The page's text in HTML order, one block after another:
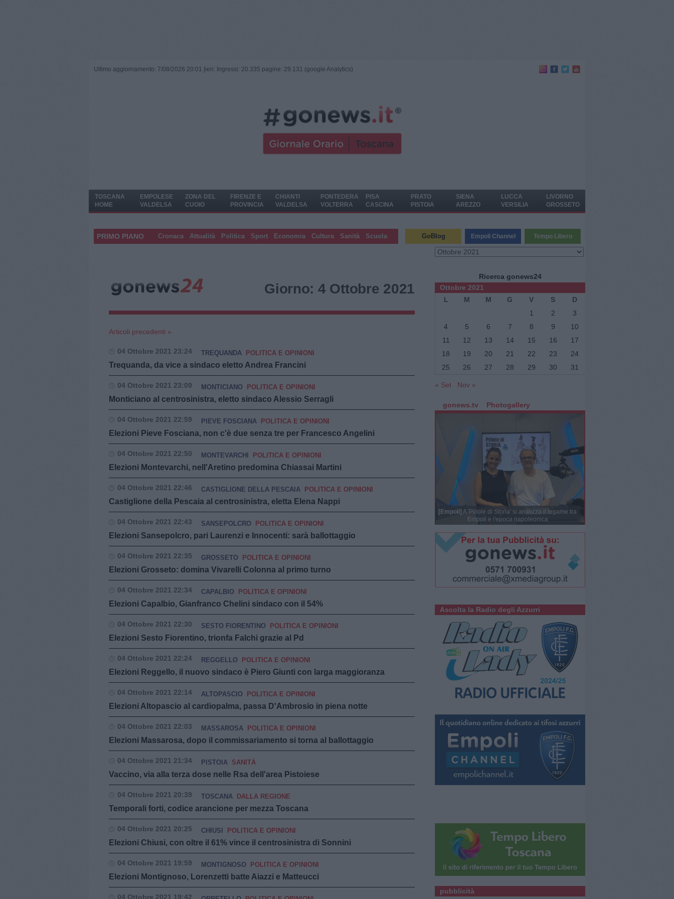
Ultimo aggiornamento: 7/08/2026 20:01 | ieri: Ingressi: 20.335 pagine: 29.131 (google Analytics)
TOSCANA
HOME
EMPOLESE
VALDELSA
ZONA DEL
CUOIO
FIRENZE E
PROVINCIA
CHIANTI
VALDELSA
PONTEDERA
VOLTERRA
PISA
CASCINA
PRATO
PISTOIA
SIENA
AREZZO
LUCCA
VERSILIA
LIVORNO
GROSSETO
PRIMO PIANO Cronaca Attualità Politica Sport Economia Cultura Sanità Scuola GoBlog Empoli Channel Tempo Libero
Giorno: 4 Ottobre 2021
Articoli precedenti »
04 Ottobre 2021 23:24 TREQUANDA POLITICA E OPINIONI
Trequanda, da vice a sindaco eletto Andrea Francini
04 Ottobre 2021 23:09 MONTICIANO POLITICA E OPINIONI
Monticiano al centrosinistra, eletto sindaco Alessio Serragli
04 Ottobre 2021 22:59 PIEVE FOSCIANA POLITICA E OPINIONI
Elezioni Pieve Fosciana, non c'è due senza tre per Francesco Angelini
04 Ottobre 2021 22:50 MONTEVARCHI POLITICA E OPINIONI
Elezioni Montevarchi, nell'Aretino predomina Chiassai Martini
04 Ottobre 2021 22:46 CASTIGLIONE DELLA PESCAIA POLITICA E OPINIONI
Castiglione della Pescaia al centrosinistra, eletta Elena Nappi
04 Ottobre 2021 22:43 SANSEPOLCRO POLITICA E OPINIONI
Elezioni Sansepolcro, pari Laurenzi e Innocenti: sarà ballottaggio
04 Ottobre 2021 22:35 GROSSETO POLITICA E OPINIONI
Elezioni Grosseto: domina Vivarelli Colonna al primo turno
04 Ottobre 2021 22:34 CAPALBIO POLITICA E OPINIONI
Elezioni Capalbio, Gianfranco Chelini sindaco con il 54%
04 Ottobre 2021 22:30 SESTO FIORENTINO POLITICA E OPINIONI
Elezioni Sesto Fiorentino, trionfa Falchi grazie al Pd
04 Ottobre 2021 22:24 REGGELLO POLITICA E OPINIONI
Elezioni Reggello, il nuovo sindaco è Piero Giunti con larga maggioranza
04 Ottobre 2021 22:14 ALTOPASCIO POLITICA E OPINIONI
Elezioni Altopascio al cardiopalma, passa D'Ambrosio in piena notte
04 Ottobre 2021 22:03 MASSAROSA POLITICA E OPINIONI
Elezioni Massarosa, dopo il commissariamento si torna al ballottaggio
04 Ottobre 2021 21:34 PISTOIA SANITÀ
Vaccino, via alla terza dose nelle Rsa dell'area Pistoiese
04 Ottobre 2021 20:39 TOSCANA DALLA REGIONE
Temporali forti, codice arancione per mezza Toscana
04 Ottobre 2021 20:25 CHIUSI POLITICA E OPINIONI
Elezioni Chiusi, con oltre il 61% vince il centrosinistra di Sonnini
04 Ottobre 2021 19:59 MONTIGNOSO POLITICA E OPINIONI
Elezioni Montignoso, Lorenzetti batte Aiazzi e Matteucci
04 Ottobre 2021 19:42
Navigazione
Archivi
Ricerca gonews24
Ottobre 2021
L
M M G V S
D
1
2
3
4
5 6 7 8 9
10
11
12 13 14 15 16
17
18
19 20 21 22 23
24
25
26 27 28 29 30 31
« Set Nov »
gonews.tv Photogallery
[Empoli] A 'Pillole di Storia' si analizza il legame tra
Empoli e l'epoca napoleonica
Ascolta la Radio degli Azzurri
pubblicità